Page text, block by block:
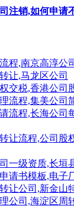
注销,如何申请
程,南京高淳公
让,马龙区公司
交税,香港公司
流程,集美公司
流程,长海公司
让流程,公司股
一级资质,长垣
请书模板,电子
让公司,新金山
公司,海淀区周